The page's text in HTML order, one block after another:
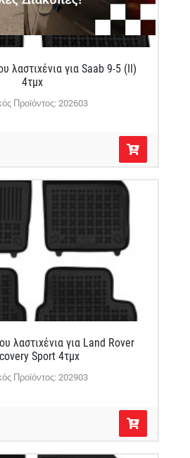
λαστιχένια για Saab 9-5 (II)
4τμχ
Προϊόντος: 202603
λαστιχένια για Land Rover
Sport 4τμχ
Προϊόντος: 202903